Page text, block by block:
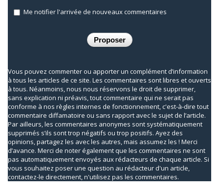
Me notifier l'arrivée de nouveaux commentaires
Vous pouvez commenter ou apporter un complément d’information
à tous les articles de ce site. Les commentaires sont libres et ouverts
à tous. Néanmoins, nous nous réservons le droit de supprimer,
sans explication ni préavis, tout commentaire qui ne serait pas
conforme à nos règles internes de fonctionnement, c'est-à-dire tout
commentaire diffamatoire ou sans rapport avec le sujet de l’article.
Par ailleurs, les commentaires anonymes sont systématiquement
supprimés s’ils sont trop négatifs ou trop positifs. Ayez des
opinions, partagez les avec les autres, mais assumez les ! Merci
d’avance. Merci de noter également que les commentaires ne sont
pas automatiquement envoyés aux rédacteurs de chaque article. Si
vous souhaitez poser une question au rédacteur d'un article,
contactez-le directement, n'utilisez pas les commentaires.